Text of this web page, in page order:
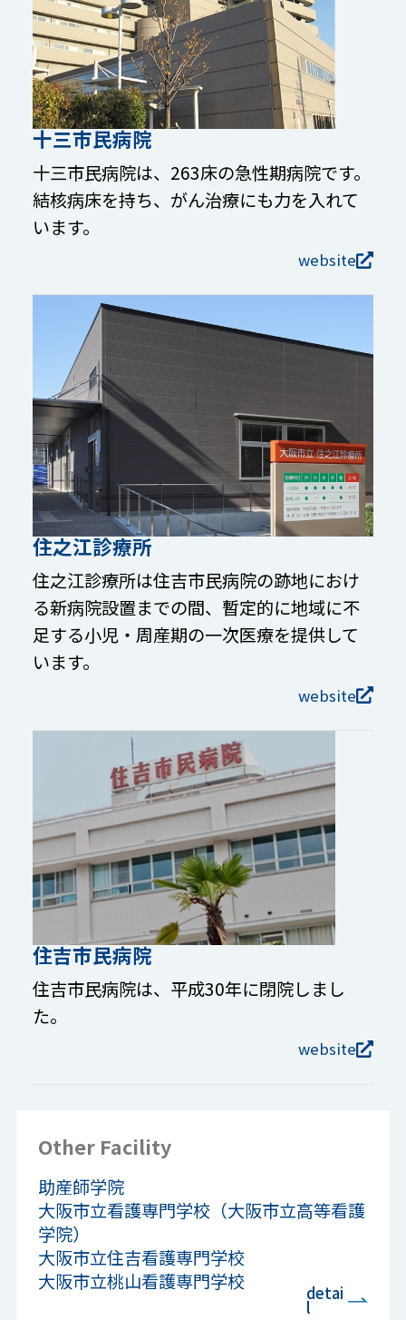
十三市民病院
十三市民病院は、263床の急性期病院です。
結核病床を持ち、がん治療にも力を入れて
います。
website
住之江診療所
住之江診療所は住吉市民病院の跡地におけ
る新病院設置までの間、暫定的に地域に不
足する小児・周産期の一次医療を提供して
います。
website
住吉市民病院
住吉市民病院は、平成30年に閉院しまし
た。
website
Other Facility
助産師学院
大阪市立看護専門学校（大阪市立高等看護
学院）
大阪市立住吉看護専門学校
大阪市立桃山看護専門学校
detai
l